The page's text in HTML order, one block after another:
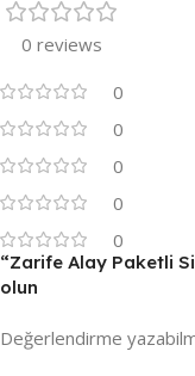
0 reviews
0
0
0
0
0
“Zarife Alay Paketli
olun
Değerlendirme